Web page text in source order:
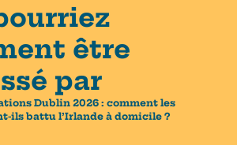
être
par
Dublin 2026 : comment les
ils battu l’Irlande à domicile ?